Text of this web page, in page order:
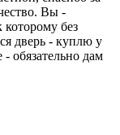
Вы -
которому без
дверь - куплю у
обязательно дам